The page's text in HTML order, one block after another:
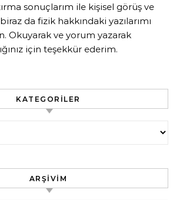
sonuçlarım ile kişisel görüş ve
da fizik hakkındaki yazılarımı
Okuyarak ve yorum yazarak
için teşekkür ederim.
KATEGORILER
ARŞIVIM